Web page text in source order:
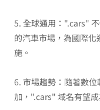
5. 全球通用：".cars"
的汽車市場，為國際
施。
6. 市場趨勢：隨著數
加，".cars" 域名有望